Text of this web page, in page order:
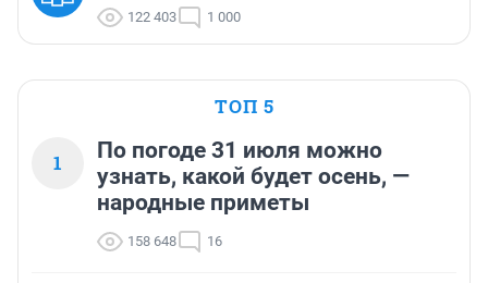
122 403 1 000
ТОП 5
1
По погоде 31 июля можно
узнать, какой будет осень, —
народные приметы
158 648 16